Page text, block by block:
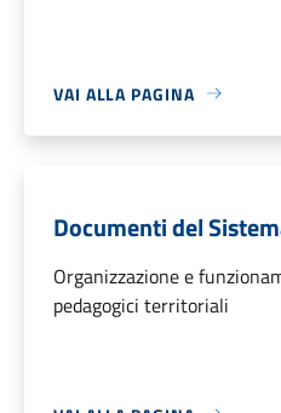
VAI ALLA PAGINA
Documenti del
Organizzazione e
pedagogici territoriali